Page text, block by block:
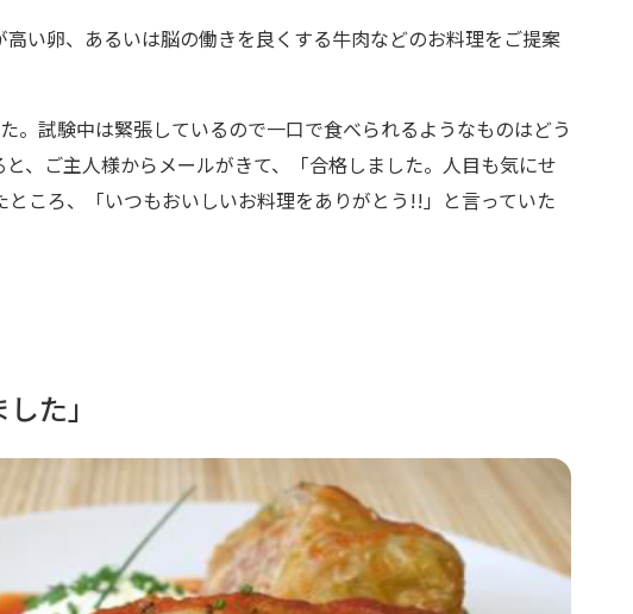
い卵、あるいは脳の働きを良くする牛肉などのお料理をご提案
試験中は緊張しているので一口で食べられるようなものはどう
、ご主人様からメールがきて、「合格しました。人目も気にせ
ころ、「いつもおいしいお料理をありがとう!!」と言っていた
た」